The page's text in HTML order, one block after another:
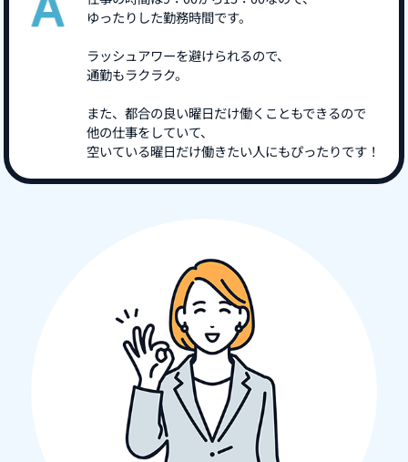
ゆったりした勤務時間です。
ラッシュアワーを避けられるので、
通勤もラクラク。
また、都合の良い曜日だけ働くこともできるので
他の仕事をしていて、
空いている曜日だけ働きたい人にもぴったりです！